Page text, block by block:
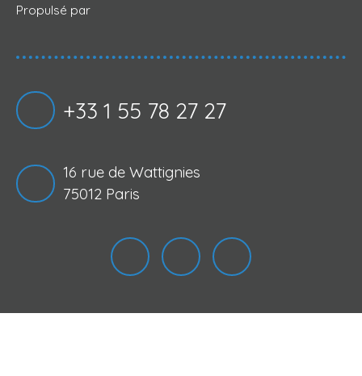
Propulsé par
+33 1 55 78 27 27
16 rue de Wattignies
75012 Paris